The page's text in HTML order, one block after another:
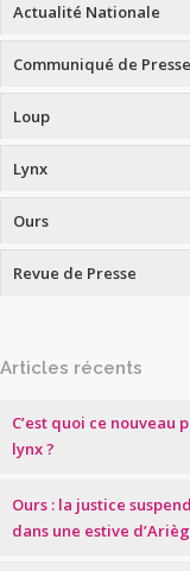
Actualité Nationale
Communiqué de Presse
Loup
Lynx
Ours
Revue de Presse
Articles récents
C’est quoi ce
lynx ?
Ours : la justice
dans une estive